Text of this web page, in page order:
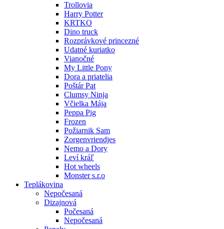
Trollovia
Harry Potter
KRTKO
Dino truck
Rozprávkové princezné
Udatné kuriatko
Vianočné
My Little Pony
Dora a priatelia
Poštár Pat
Clumsy Ninja
Včielka Mája
Peppa Pig
Frozen
Požiarnik Sam
Zorgenvriendjes
Nemo a Dory
Leví kráľ
Hot wheels
Monster s.r.o
Teplákovina
Nepočesaná
Dizajnová
Počesaná
Nepočesaná